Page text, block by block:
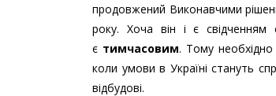
продовжений Виконавчими
року. Хоча він і є
є тимчасовим. Тому необхідно
коли умови в Україні стануть
відбудові.